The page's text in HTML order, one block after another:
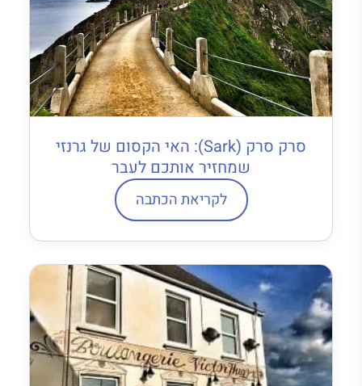
סרק סרק (Sark): האי הקסום של גרנזי
שמחזיר אותכם לעבר
לקריאת הכתבה